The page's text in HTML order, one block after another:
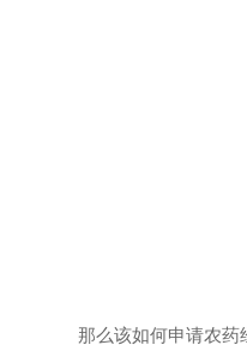
那么该如何申请农药